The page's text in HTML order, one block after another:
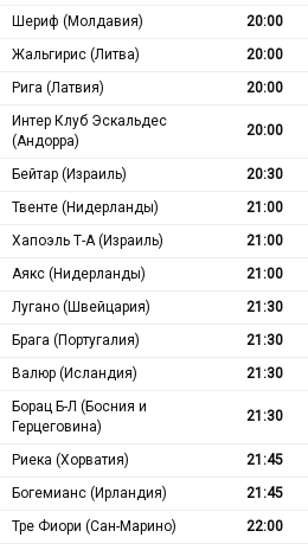
Шериф (Молдавия)
20:00
Жальгирис (Литва)
20:00
Рига (Латвия)
20:00
Интер Клуб Эскальдес
(Андорра)
20:00
Бейтар (Израиль) 20:30
Твенте (Нидерланды)
21:00
Хапоэль Т-А (Израиль)
21:00
Аякс (Нидерланды)
21:00
Лугано (Швейцария)
21:30
Брага (Португалия)
21:30
Валюр (Исландия)
21:30
Борац Б-Л (Босния и
Герцеговина)
21:30
Риека (Хорватия) 21:45
Богемианс (Ирландия)
21:45
Тре Фиори (Сан-Марино)
22:00